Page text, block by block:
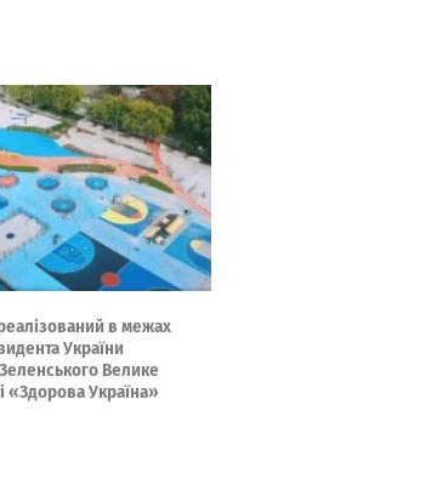
в межах
України
Велике
«Здорова Україна»